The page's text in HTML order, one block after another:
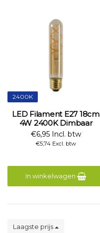
2400K
LED Filament E27 18cm
4W 2400K Dimbaar
€6,95 Incl. btw
€5,74 Excl. btw
In winkelwagen
Laagste prijs